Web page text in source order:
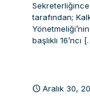
tarafından;
başlıklı 16’ncı
Aralık 30,